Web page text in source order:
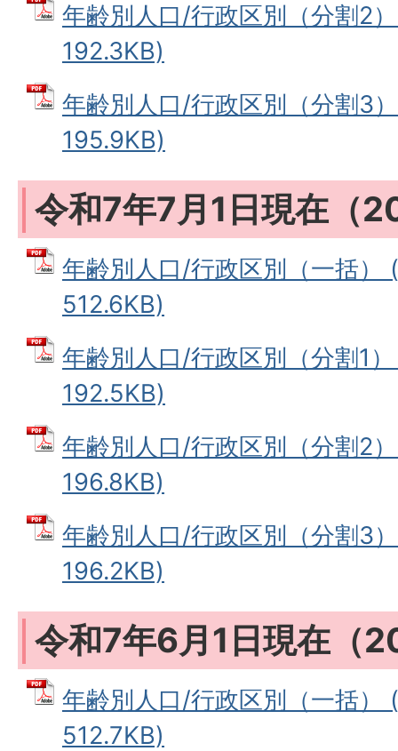
年齢別人口/行政区別（分割2
192.3KB)
年齢別人口/行政区別（分割3
195.9KB)
令和7年7月1日現在（
年齢別人口/行政区別（一括）
512.6KB)
年齢別人口/行政区別（分割1
192.5KB)
年齢別人口/行政区別（分割2
196.8KB)
年齢別人口/行政区別（分割3
196.2KB)
令和7年6月1日現在（
年齢別人口/行政区別（一括）
512.7KB)